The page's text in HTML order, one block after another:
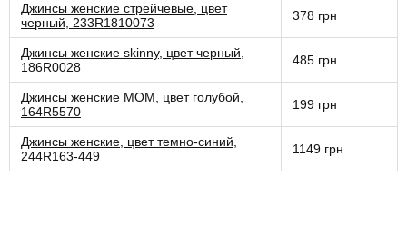
Джинсы женские стрейчевые, цвет
черный, 233R1810073
378 грн
Джинсы женские skinny, цвет черный,
186R0028
485 грн
Джинсы женские MOM, цвет голубой,
164R5570
199 грн
Джинсы женские, цвет темно-синий,
244R163-449
1149 грн